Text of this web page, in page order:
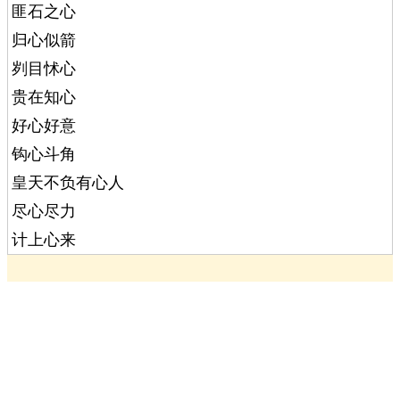
匪石之心
归心似箭
刿目怵心
贵在知心
好心好意
钩心斗角
皇天不负有心人
尽心尽力
计上心来